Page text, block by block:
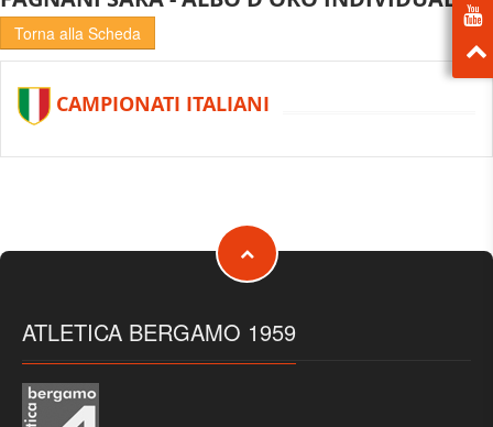
Torna alla Scheda
CAMPIONATI ITALIANI
06-28
O Giavellotto Gr 500
Giavellotto Gr 500
ATLETICA BERGAMO 1959